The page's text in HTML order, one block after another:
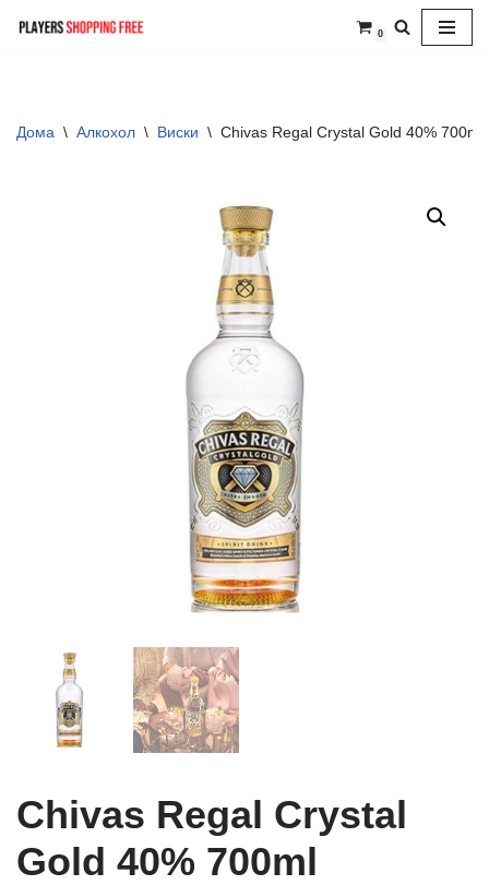
0
Дома \ Алкохол \ Виски \ Chivas Regal Crystal Gold 40% 700ml
Chivas Regal Crystal
Gold 40% 700ml